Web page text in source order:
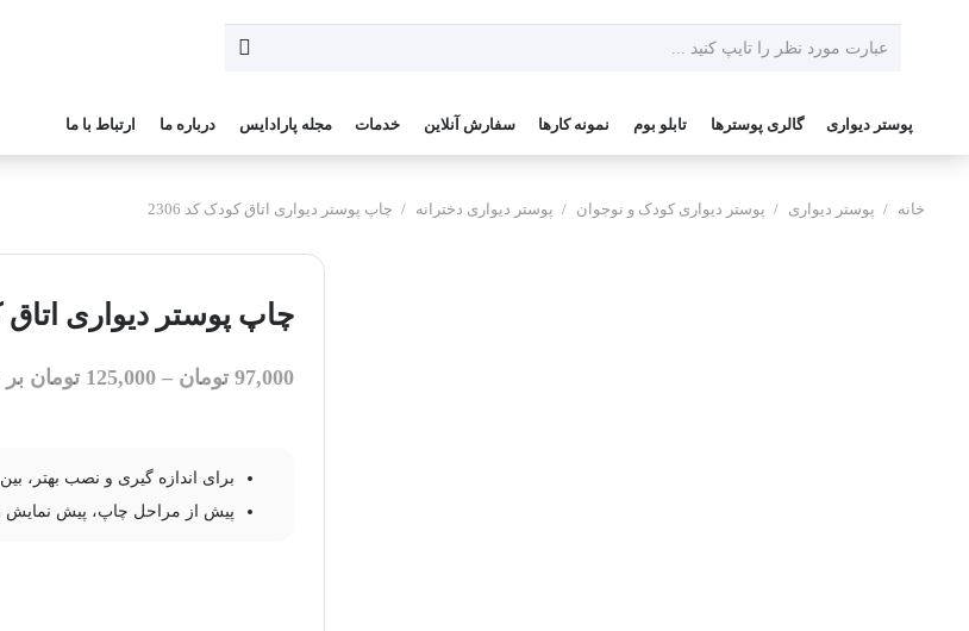
پوستر دیواری گالری پوسترها تابلو بوم نمونه کارها سفارش آنلاین خدمات مجله پارادایس درباره ما ارتباط با ما
خانه / پوستر دیواری / پوستر دیواری کودک و نوجوان / پوستر دیواری دخترانه / چاپ پوستر دیواری اتاق کودک کد 2306
چاپ پوستر دیواری اتاق
97,000 تومان –
125,000 تومان
برای اندازه گیری و نصب بهتر، بین 5 تا 10 سانتی متر به عرض و ارتفاع طرح خود اضافه کنید.
پیش از مراحل چاپ، پیش نمایش